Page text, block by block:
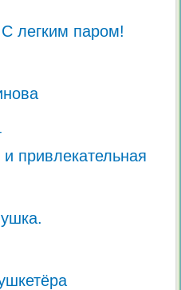
легким паром!
привлекательная